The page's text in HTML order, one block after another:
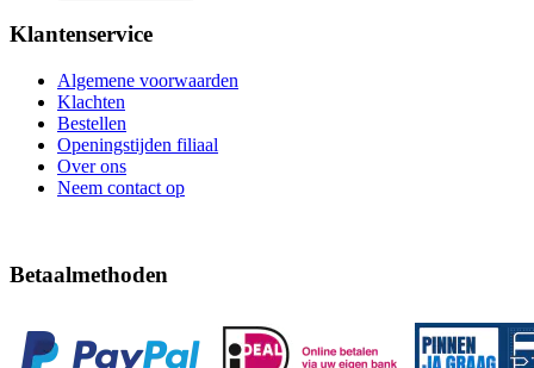
Klantenservice
Algemene voorwaarden
Klachten
Bestellen
Openingstijden filiaal
Over ons
Neem contact op
Betaalmethoden